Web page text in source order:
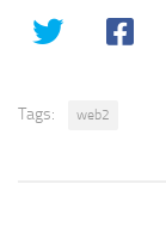
Tags: web2